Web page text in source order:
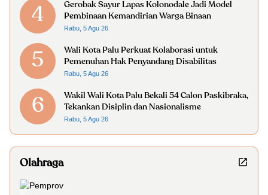
4
Gerobak Sayur Lapas Kolonodale Jadi Model
Pembinaan Kemandirian Warga Binaan
Rabu, 5 Agu 26
5
Wali Kota Palu Perkuat Kolaborasi untuk
Pemenuhan Hak Penyandang Disabilitas
Rabu, 5 Agu 26
6
Wakil Wali Kota Palu Bekali 54 Calon Paskibraka,
Tekankan Disiplin dan Nasionalisme
Rabu, 5 Agu 26
Olahraga